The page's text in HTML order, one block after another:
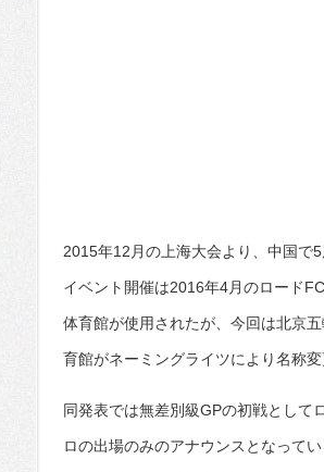
2015年12月の上海大会より、中国で
イベント開催は2016年4月のロード
体育館が使用されたが、今回は北京
育館がネーミングライツにより名称
同発表では無差別級GPの初戦として
ロの出場のみのアナウンスとなって